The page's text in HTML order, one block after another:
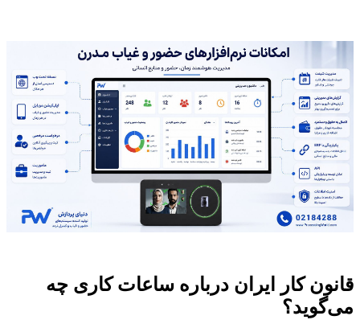
قانون کار ایران درباره ساعات کاری چه
می‌گوید؟